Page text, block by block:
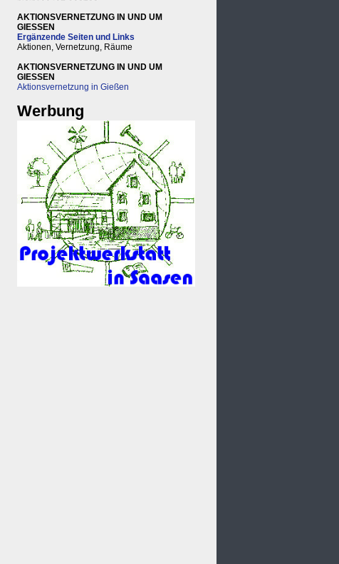
AKTIONSVERNETZUNG IN UND UM
GIESSEN
Ergänzende Seiten und Links
Aktionen, Vernetzung, Räume
AKTIONSVERNETZUNG IN UND UM
GIESSEN
Aktionsvernetzung in Gießen
Werbung